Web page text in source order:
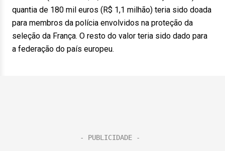
quantia de 180 mil euros (R$ 1,1 milhão) teria sido doada
para membros da polícia envolvidos na proteção da
seleção da França. O resto do valor teria sido dado para
a federação do país europeu.